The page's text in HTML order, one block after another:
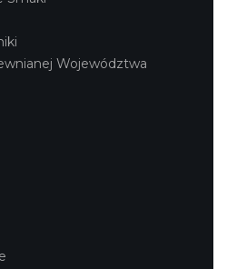
Województwa